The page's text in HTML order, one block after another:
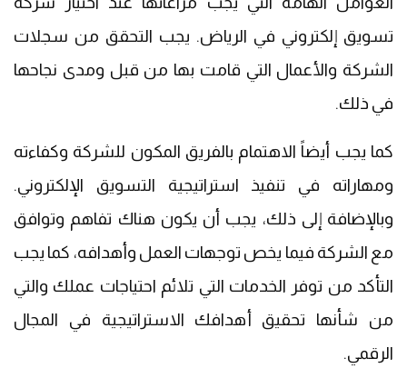
تسويق إلكتروني في الرياض. يجب التحقق من سجلات
الشركة والأعمال التي قامت بها من قبل ومدى نجاحها
في ذلك.
كما يجب أيضاً الاهتمام بالفريق المكون للشركة وكفاءته
ومهاراته في تنفيذ استراتيجية التسويق الإلكتروني.
وبالإضافة إلى ذلك، يجب أن يكون هناك تفاهم وتوافق
مع الشركة فيما يخص توجهات العمل وأهدافه، كما يجب
التأكد من توفر الخدمات التي تلائم احتياجات عملك والتي
من شأنها تحقيق أهدافك الاستراتيجية في المجال
الرقمي.